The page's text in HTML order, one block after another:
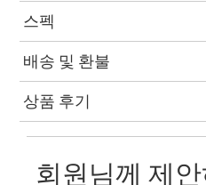
스펙
배송 및 환불
상품 후기
회원님께 제